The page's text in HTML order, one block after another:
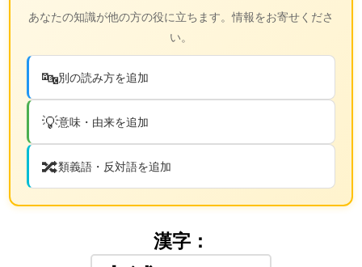
あなたの知識が他の方の役に立ちます。情報をお寄せくださ
い。
🔤別の読み方を追加
💡意味・由来を追加
🔀類義語・反対語を追加
漢字：